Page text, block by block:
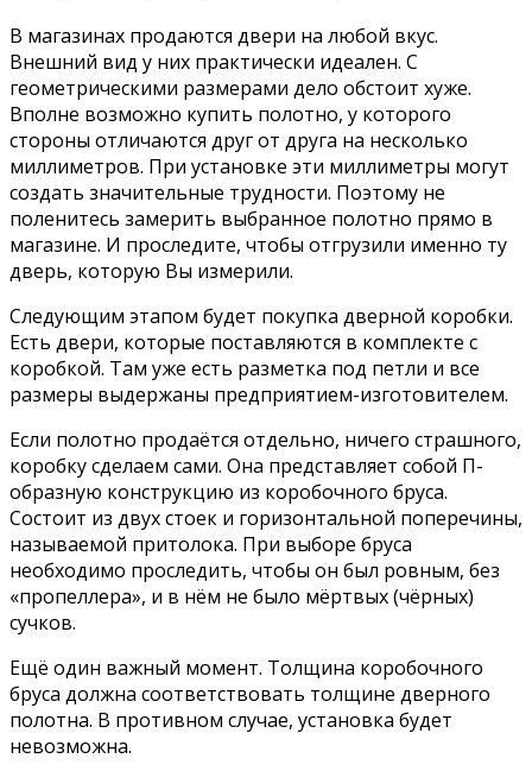
В магазинах продаются двери на любой вкус.
Внешний вид у них практически идеален. С
геометрическими размерами дело обстоит хуже.
Вполне возможно купить полотно, у которого
стороны отличаются друг от друга на несколько
миллиметров. При установке эти миллиметры могут
создать значительные трудности. Поэтому не
поленитесь замерить выбранное полотно прямо в
магазине. И проследите, чтобы отгрузили именно ту
дверь, которую Вы измерили.
Следующим этапом будет покупка дверной коробки.
Есть двери, которые поставляются в комплекте с
коробкой. Там уже есть разметка под петли и все
размеры выдержаны предприятием-изготовителем.
Если полотно продаётся отдельно, ничего страшного,
коробку сделаем сами. Она представляет собой П-
образную конструкцию из коробочного бруса.
Состоит из двух стоек и горизонтальной поперечины,
называемой притолока. При выборе бруса
необходимо проследить, чтобы он был ровным, без
«пропеллера», и в нём не было мёртвых (чёрных)
сучков.
Ещё один важный момент. Толщина коробочного
бруса должна соответствовать толщине дверного
полотна. В противном случае, установка будет
невозможна.